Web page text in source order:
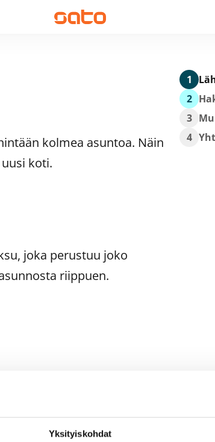
Yksityiskohdat
kolmea asuntoa. Näin
koti.
joka perustuu joko
riippuen.
Porarinkatu 2 F
1
2
3
4